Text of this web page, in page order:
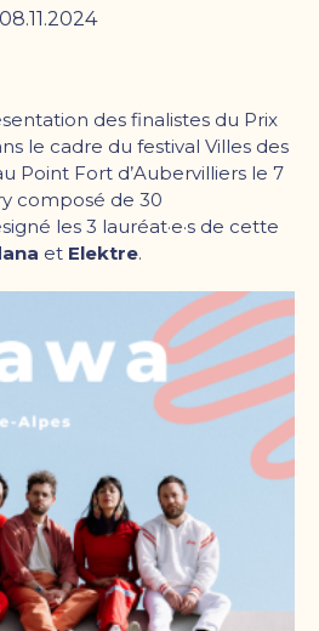
08.11.2024
des finalistes du Prix
le cadre du festival Villes des
Point Fort d’Aubervilliers le 7
composé de 30
les 3 lauréat·e·s de cette
et Elektre.